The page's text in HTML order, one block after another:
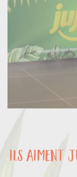
ils aiment